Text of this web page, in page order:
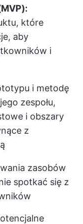
które
aby
i
i metodę
zespołu,
i obszary
z
zasobów
spotkać się z